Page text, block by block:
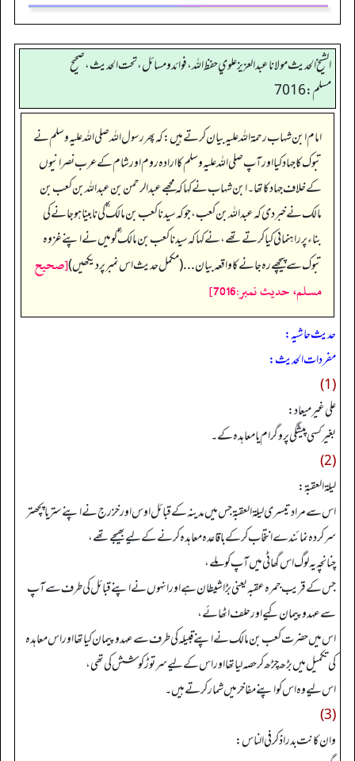
الشيخ الحديث مولانا عبدالعزيز علوي حفظ الله، فوائد و مسائل، تحت الحديث ، صحيح
مسلم: 7016
امام ابن شہاب رحمۃ اللہ علیہ بیان کرتے ہیں: کہ پھر رسول اللہ صلی اللہ علیہ وسلم نے
تبوک کا جہاد کیا اور آپ صلی اللہ علیہ وسلم کا ارادہ روم اور شام کے عرب نصرانیوں
کے خلاف جہاد کا تھا۔ ابن شہاب نے کہا کہ مجھے عبدالرحمن بن عبداللہ بن کعب بن
مالک نے خبر دی کہ عبداللہ بن کعب، جو کہ سیدنا کعب بن مالک ؓ کی نابینا ہو جانے کی
بناء پر راہنمائی کیا کرتے تھے، نے کہا کہ سیدنا کعب بن مالک ؓ کو میں نے اپنے غزوہ
تبوک سے پیچھے رہ جانے کا واقعہ بیان... (مکمل حدیث اس نمبر پر دیکھیں)[صحيح
مسلم، حديث نمبر:7016]
حدیث حاشیہ:
مفردات الحدیث:
(1)
علي غير ميعاد:
بغیر کسی پیشگی پروگرام یا معاہدہ کے۔
(2)
ليلة العقبة:
اس سے مراد تیسری ليلة العقبة جس میں مدینہ کے قبائل اوس اور خزرج نے اپنے ستر یا پچھتر
سرکردہ نمائندے انتخاب کرکے باقاعدہ معاہدہ کرنے کے لیے بھیجے تھے،
چنانچہ یہ لوگ اس گھاٹی میں آپ کو ملے،
جس کے قریب جمرہ عقبہ یعنی بڑا شیطان ہے اور انہوں نے اپنے قبائل کی طرف سے آپ
سے عہدوپیمان کیے اور حلف اٹھائے،
اس میں حضرت کعب بن مالک نے اپنے قبیلہ کی طرف سے عہدوپیمان کیاتھا اور اس معاہدہ
کی تکمیل میں بڑھ چڑھ کرحصہ لیا تھااور اس کے لیے سرتوڑ کوشش کی تھی،
اس لیے وہ اس کو اپنے مفاخر میں شمار کرتے ہیں۔
(3)
وان كانت بدراذكرفي الناس: